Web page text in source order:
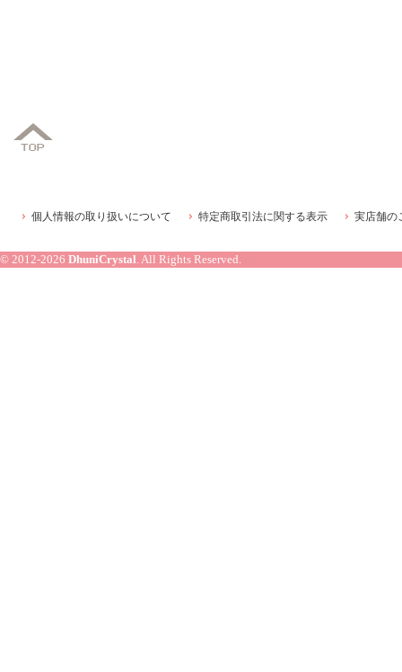
個人情報の取り扱いについて 特定商取引法に関する表示 実店舗の
© 2012-2026 DhuniCrystal. All Rights Reserved.